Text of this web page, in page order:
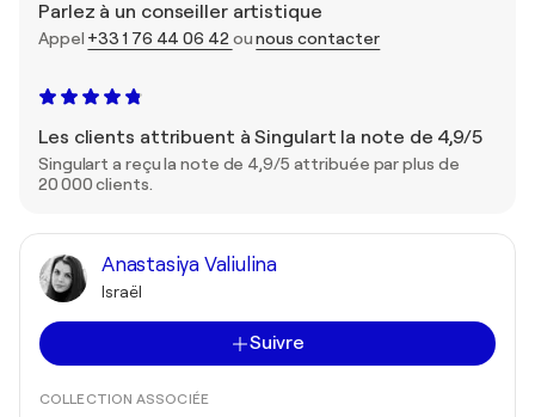
Parlez à un conseiller artistique
Appel +33 1 76 44 06 42 ounous contacter
Les clients attribuent à Singulart la note de 4,9/5
Singulart a reçu la note de 4,9/5 attribuée par plus de
20 000 clients.
Anastasiya Valiulina
Israël
Suivre
COLLECTION ASSOCIÉE